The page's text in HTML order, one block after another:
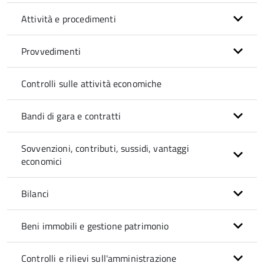
Attività e procedimenti
Provvedimenti
Controlli sulle attività economiche
Bandi di gara e contratti
Sovvenzioni, contributi, sussidi, vantaggi
economici
Bilanci
Beni immobili e gestione patrimonio
Controlli e rilievi sull'amministrazione